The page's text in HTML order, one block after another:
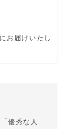
お届けいたし
優秀な人